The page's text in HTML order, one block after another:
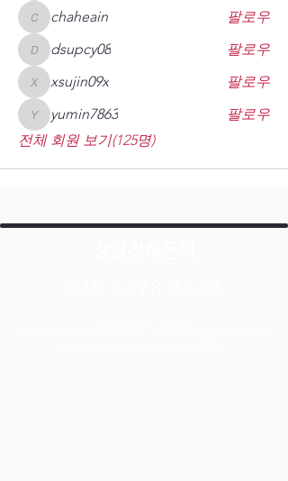
chaheain
chaheain 팔로우
dsupcy08
dsupcy08 팔로우
xsujin09x
xsujin09x 팔로우
yumin7863
yumin7863
팔로우
전체 회원 보기(125명)